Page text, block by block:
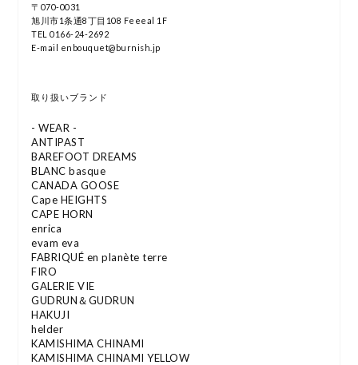
〒070-0031
旭川市1条通8丁目108 Feeeal 1F
TEL 0166-24-2692
E-mail enbouquet@burnish.jp
取り扱いブランド
- WEAR -
ANTIPAST
BAREFOOT DREAMS
BLANC basque
CANADA GOOSE
Cape HEIGHTS
CAPE HORN
enrica
evam eva
FABRIQUÉ en planète terre
FIRO
GALERIE VIE
GUDRUN＆GUDRUN
HAKUJI
helder
KAMISHIMA CHINAMI
KAMISHIMA CHINAMI YELLOW